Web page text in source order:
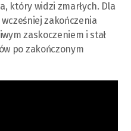
który widzi zmarłych. Dla
zakończenia
zaskoczeniem i stał
po zakończonym